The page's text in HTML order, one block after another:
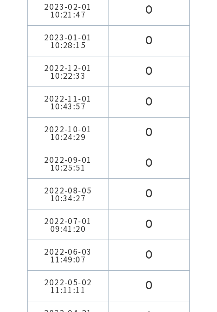
2023-02-01
10:21:47 0
2023-01-01
10:28:15 0
2022-12-01
10:22:33 0
2022-11-01
10:43:57 0
2022-10-01
10:24:29 0
2022-09-01
10:25:51 0
2022-08-05
10:34:27 0
2022-07-01
09:41:20 0
2022-06-03
11:49:07 0
2022-05-02
11:11:11 0